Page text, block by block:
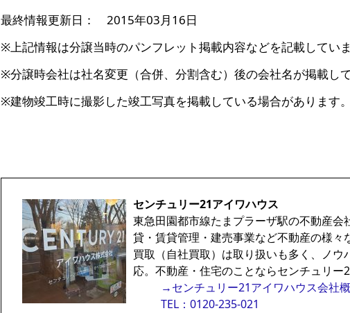
最終情報更新日： 2015年03月16日
※上記情報は分譲当時のパンフレット掲載内容などを記載してい
※分譲時会社は社名変更（合併、分割含む）後の会社名が掲載し
※建物竣工時に撮影した竣工写真を掲載している場合があります
センチュリー21アイワハウス
東急田園都市線たまプラーザ駅の不動産
貸・賃貸管理・建売事業など不動産の様
買取（自社買取）は取り扱いも多く、ノ
応。不動産・住宅のことならセンチュリー
→センチュリー21アイワハウス会社
TEL：0120-235-021